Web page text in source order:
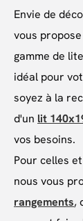
Envie de
vous
gamme de
idéal pour
soyez à la
d'un lit
vos besoins.
Pour celles
nous vous
rangements,